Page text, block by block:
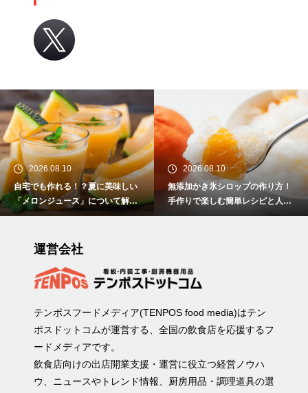
2026.08.10
自宅でも作れる！？夏に美味しい
「メロンジュース」について解
説！
2026.08.10
無添加かき氷シロップの作り方！
手作りで楽しむ簡単レシピと人気
フレーバーを紹介
運営会社
テンポスフードメディア(TENPOS food media)はテン
ポスドットコムが運営する、全国の飲食店を応援するフ
ードメディアです。
飲食店向けの出店開業支援・運営に役立つ経営ノウハ
ウ、ニュースやトレンド情報、厨房用品・調理道具の選